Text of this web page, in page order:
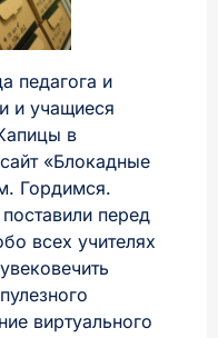
педагога и
и учащиеся
в
«Блокадные
Гордимся.
перед
всех учителях
виртуального